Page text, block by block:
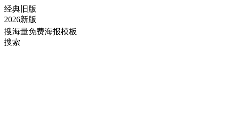
经典旧版
2026新版
搜海量免费海报模板
搜索